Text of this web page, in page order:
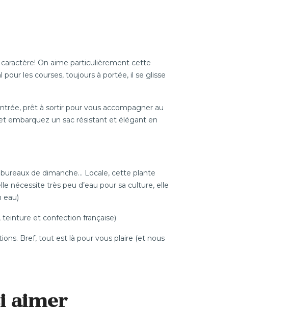
caractère! On aime particulièrement cette
les courses, toujours à portée, il se glisse
prêt à sortir pour vous accompagner au
embarquez un sac résistant et élégant en
de dimanche… Locale, cette plante
nécessite très peu d’eau pour sa culture, elle
eau)
teinture et confection française)
Bref, tout est là pour vous plaire (et nous
aimer